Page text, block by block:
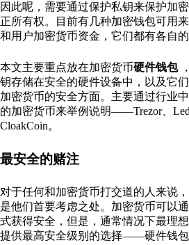
因此呢，需要通过保护私钥来保护加
正所有权。目前有几种加密钱包可用
和用户加密货币资金，它们都有各自的
本文主要重点放在加密货币硬件钱包
钥存储在安全的硬件设备中，以及它
加密货币的安全方面。主要通过行业
的加密货币来举例说明——Trezor、
CloakCoin。
最安全的赌注
对于任何和加密货币打交道的人来说
是他们首要考虑之处。加密货币可以
式获得安全，但是，通常情况下最理
提供最高安全级别的选择——硬件钱包